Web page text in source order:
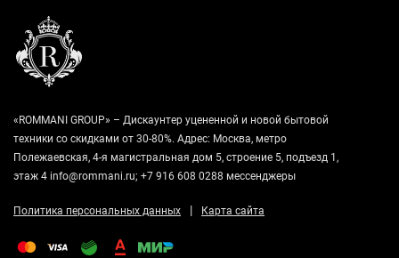
«ROMMANI GROUP» – Дискаунтер уцененной и новой бытовой
техники со скидками от 30-80%. Адрес: Москва, метро
Полежаевская, 4-я магистральная дом 5, строение 5, подъезд 1,
этаж 4 info@rommani.ru; +7 916 608 0288 мессенджеры
Политика персональных данных | Карта сайта